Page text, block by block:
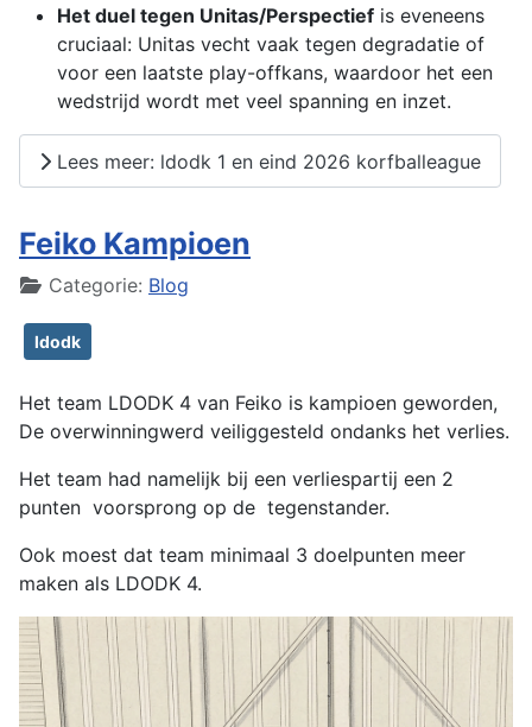
Het duel tegen Unitas/Perspectief is eveneens
cruciaal: Unitas vecht vaak tegen degradatie of
voor een laatste play-offkans, waardoor het een
wedstrijd wordt met veel spanning en inzet.
Lees meer: ldodk 1 en eind 2026 korfballeague
Feiko Kampioen
DetailsCategorie: Blog
ldodk
Het team LDODK 4 van Feiko is kampioen geworden,
De overwinningwerd veiliggesteld ondanks het verlies.
Het team had namelijk bij een verliespartij een 2
punten voorsprong op de tegenstander.
Ook moest dat team minimaal 3 doelpunten meer
maken als LDODK 4.